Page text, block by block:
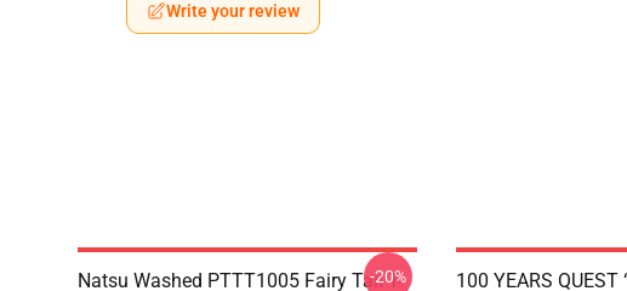
Write your review
Natsu Washed PTTT1005 Fairy Tail T-
-20%
100 YEARS QUEST